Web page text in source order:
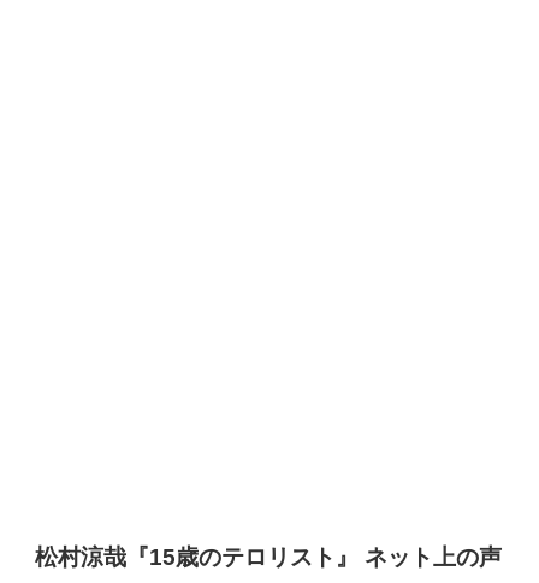
松村涼哉『15歳のテロリスト』 ネット上の声